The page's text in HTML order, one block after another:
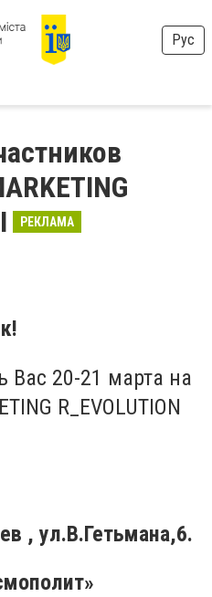
Рус
РЕКЛАМА
Вас 20-21 марта на
R_EVOLUTION
, ул.В.Гетьмана,6.